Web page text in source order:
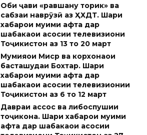
Оби ҷави «равшану торик» ва
сабзаи наврӯзӣ аз ҲХДТ. Шарҳи
хабарҳои муҳими ҳафта дар
шабакаҳои асосии телевизиони
Тоҷикистон аз 13 то 20 март
Мумияҳои Миср ва корхонаҳои
басташудаи Бохтар. Шарҳи
хабарҳои муҳими ҳафта дар
шабакаҳои асосии телевизионии
Тоҷикистон аз 6 то 12 март
Давраи ҳассос ва либоспушии
тоҷикона. Шарҳи хабарҳои муҳими
ҳафта дар шабакаҳои асосии